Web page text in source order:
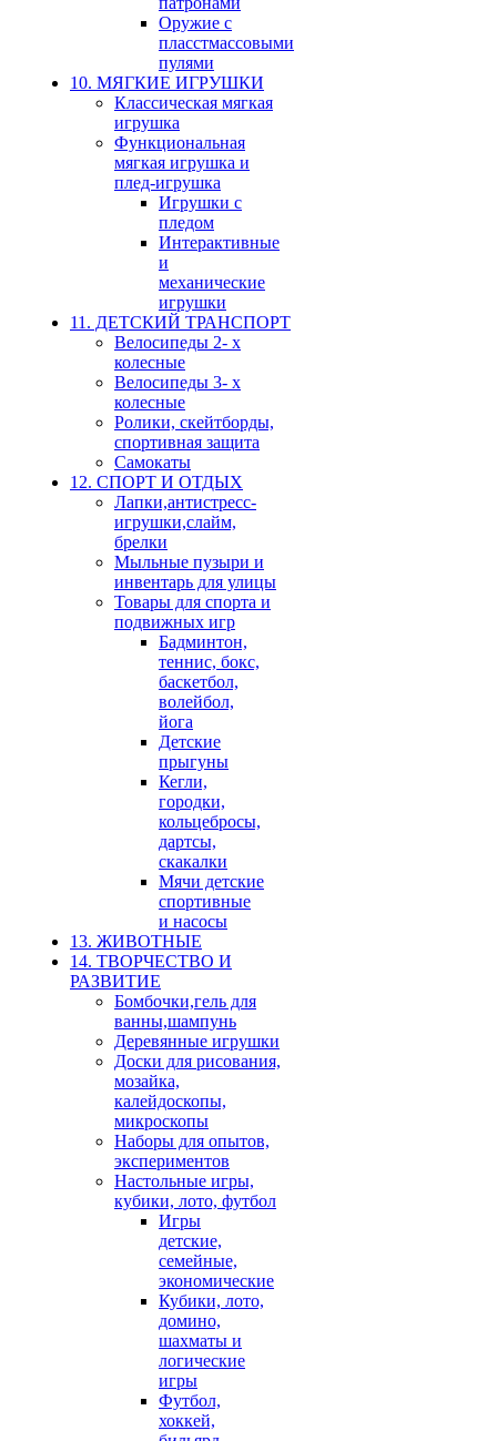
Оружие с
пласстмассовыми
пулями
10. МЯГКИЕ ИГРУШКИ
Классическая мягкая
игрушка
Функциональная
мягкая игрушка и
плед-игрушка
Игрушки с
пледом
Интерактивные
и
механические
игрушки
11. ДЕТСКИЙ ТРАНСПОРТ
Велосипеды 2- х
колесные
Велосипеды 3- х
колесные
Ролики, скейтборды,
спортивная защита
Самокаты
12. СПОРТ И ОТДЫХ
Лапки,антистресс-
игрушки,слайм,
брелки
Мыльные пузыри и
инвентарь для улицы
Товары для спорта и
подвижных игр
Бадминтон,
теннис, бокс,
баскетбол,
волейбол,
йога
Детские
прыгуны
Кегли,
городки,
кольцебросы,
дартсы,
скакалки
Мячи детские
спортивные
и насосы
13. ЖИВОТНЫЕ
14. ТВОРЧЕСТВО И
РАЗВИТИЕ
Бомбочки,гель для
ванны,шампунь
Деревянные игрушки
Доски для рисования,
мозайка,
калейдоскопы,
микроскопы
Наборы для опытов,
экспериментов
Настольные игры,
кубики, лото, футбол
Игры
детские,
семейные,
экономические
Кубики, лото,
домино,
шахматы и
логические
игры
Футбол,
хоккей,